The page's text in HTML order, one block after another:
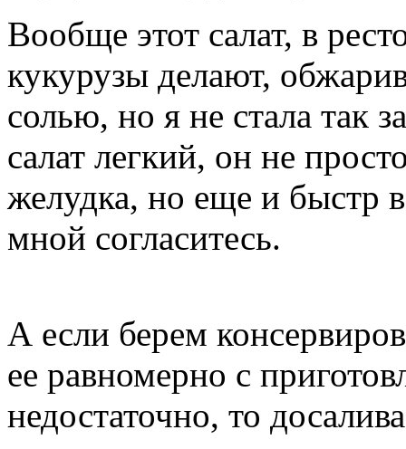
Вообще этот салат, в
кукурузы делают,
солью, но я не стала так
салат легкий, он не
желудка, но еще и быстр
мной согласитесь.
А если берем
ее равномерно с
недостаточно, то